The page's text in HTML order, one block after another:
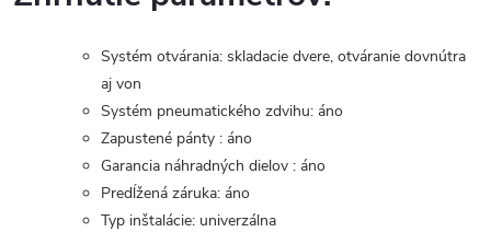
Systém otvárania: skladacie dvere, otváranie dovnútra
aj von
Systém pneumatického zdvihu: áno
Zapustené pánty : áno
Garancia náhradných dielov : áno
Predĺžená záruka: áno
Typ inštalácie: univerzálna